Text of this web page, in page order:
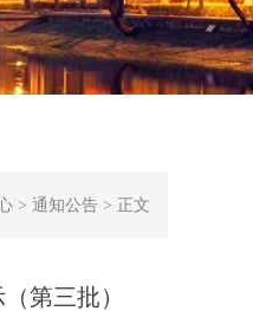
> 通知公告 > 正文
第三批）